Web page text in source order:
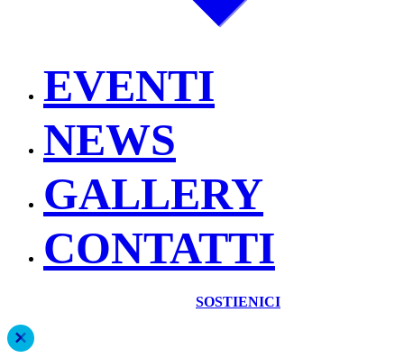
EVENTI
NEWS
GALLERY
CONTATTI
SOSTIENICI